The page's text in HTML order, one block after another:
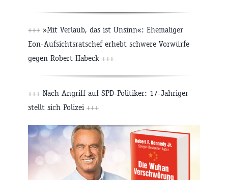
+++ »Mit Verlaub, das ist Unsinn«: Ehemaliger
Eon-Aufsichtsratschef erhebt schwere Vorwürfe
gegen Robert Habeck +++
+++ Nach Angriff auf SPD-Politiker: 17-Jähriger
stellt sich Polizei +++